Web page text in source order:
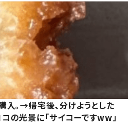
入。→帰宅後、分けようとした
光景に「サイコーですww」